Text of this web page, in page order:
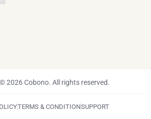
2026 Cobono. All rights reserved.
TERMS & CONDITIONSUPPORT